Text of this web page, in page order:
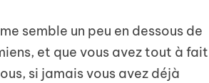
semble un peu en dessous de
et que vous avez tout à fait
si jamais vous avez déjà